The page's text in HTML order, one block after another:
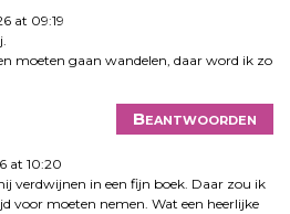
at 09:19
moeten gaan wandelen, daar word ik zo
Beantwoorden
at 10:20
verdwijnen in een fijn boek. Daar zou ik
voor moeten nemen. Wat een heerlijke